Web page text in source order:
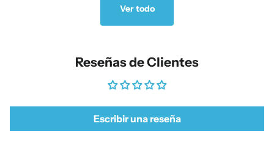
Ver todo
Reseñas de Clientes
Escribir una reseña